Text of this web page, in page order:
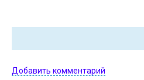
Добавить комментарий